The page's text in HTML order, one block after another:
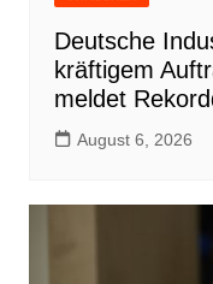
Deutsche
kräftigem
meldet
August 6, 2026